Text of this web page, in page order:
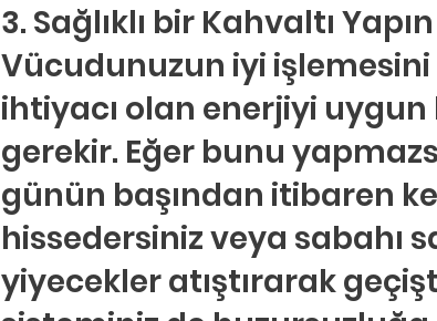
3. Sağlıklı bir Kahvaltı Yapın
Vücudunuzun iyi işlemesini
ihtiyacı olan enerjiyi
gerekir. Eğer bunu
günün başından itibaren
hissedersiniz veya sabahı
yiyecekler atıştırarak